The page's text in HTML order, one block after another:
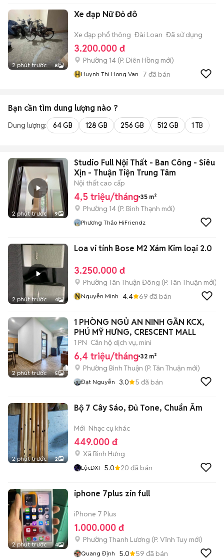
2 phút trước 8
Xe đạp Nữ Đỏ đô
Xe đạp phổ thông Đài Loan Đã sử dụng
3.200.000 đ
Phường 14 (P. Diên Hồng mới)
HHuynh Thi Hong Van 7 đã bán
Bạn cần tìm dung lượng nào ?
Dung lượng: 64 GB 128 GB 256 GB 512 GB 1 TB
2 phút trước 9
Studio Full Nội Thất - Ban Công - Siêu
Xịn - Thuận Tiện Trung Tâm
Nội thất cao cấp
4,5 triệu/tháng 35 m²
Phường 14 (P. Bình Thạnh mới)
Phương Thảo HiFriendz
2 phút trước 4
Loa vi tính Bose M2 Xám Kim loại 2.0
3.250.000 đ
Phường Tân Thuận Đông (P. Tân Thuận mới)
NNguyễn Minh 4.4 69 đã bán
2 phút trước 5
1 PHÒNG NGỦ AN NINH GẦN KCX,
PHÚ MỸ HƯNG, CRESCENT MALL
1 PN Căn hộ dịch vụ, mini
6,4 triệu/tháng 32 m²
Phường Bình Thuận (P. Tân Thuận mới)
Đạt Nguyễn 3.0 5 đã bán
2 phút trước 2
Bộ 7 Cây Sáo, Đủ Tone, Chuẩn Âm
Mới Nhạc cụ khác
449.000 đ
Xã Bình Hưng
LộcDXI 5.0 20 đã bán
2 phút trước 4
iphone 7plus zin full
iPhone 7 Plus
1.000.000 đ
Phường Thanh Lương (P. Vĩnh Tuy mới)
Quang Định 5.0 59 đã bán